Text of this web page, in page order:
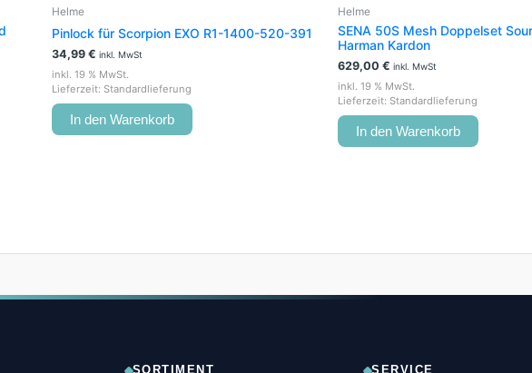
Helme
Pinlock für Scorpion EXO R1-1400-520-391
34,99 € inkl. MwSt
inkl. 19 % MwSt.
Lieferzeit: Standardlieferung
In den Warenkorb
Helme
SENA 50S Mesh Doppelset
Harman Kardon
629,00 € inkl. MwSt
inkl. 19 % MwSt.
Lieferzeit: Standardlieferung
In den Warenkorb
SORTIMENT SERVICE